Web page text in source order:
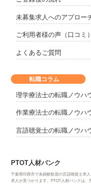
未募集求人へのアプロー
ご利用者様の声（口コミ）
よくあるご質問
転職コラム
理学療法士の転職ノウハ
作業療法士の転職ノウハ
言語聴覚士の転職ノウハ
PTOT人材バンク
千葉県印西市で未経験歓迎の言語聴覚士求
求人が見つかります。PTOT人材バンクは